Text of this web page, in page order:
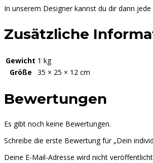
In unserem Designer kannst du dir dann
Zusätzliche
Gewicht 1 kg
Größe
35 × 25 × 12 cm
Bewertungen
Es gibt noch keine Bewertungen.
Schreibe die erste Bewertung für „Dein
Deine E-Mail-Adresse wird nicht